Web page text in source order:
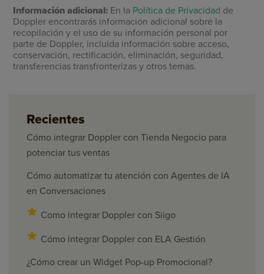
Información adicional: En la Política de Privacidad de
Doppler encontrarás información adicional sobre la
recopilación y el uso de su información personal por
parte de Doppler, incluida información sobre acceso,
conservación, rectificación, eliminación, seguridad,
transferencias transfronterizas y otros temas.
Recientes
Cómo integrar Doppler con Tienda Negocio para
potenciar tus ventas
Cómo automatizar tu atención con Agentes de IA
en Conversaciones
Como integrar Doppler con Siigo
Cómo integrar Doppler con ELA Gestión
¿Cómo crear un Widget Pop-up Promocional?